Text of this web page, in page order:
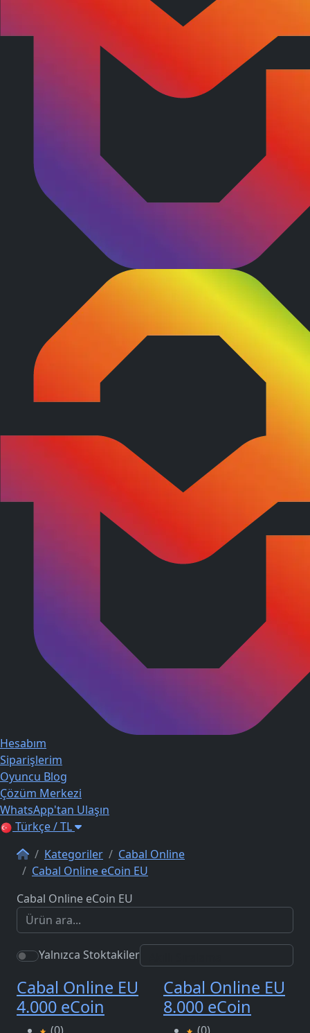
Hesabım
Siparişlerim
Oyuncu Blog
Çözüm Merkezi
WhatsApp'tan Ulaşın
Türkçe / TL
Kategoriler
Cabal Online
Cabal Online eCoin EU
Cabal Online eCoin EU
Yalnızca Stoktakiler
Cabal Online EU
4.000 eCoin
Cabal Online EU
8.000 eCoin